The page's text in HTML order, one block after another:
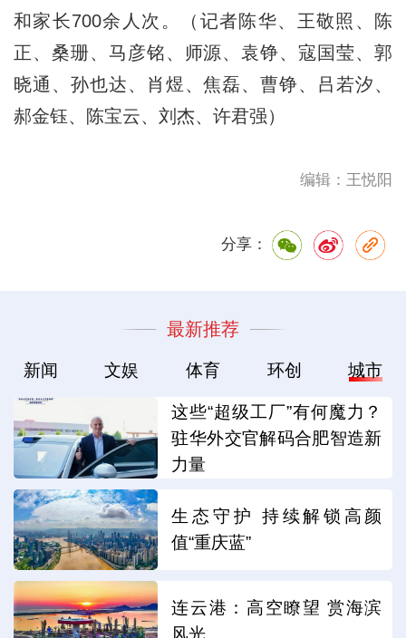
和家长700余人次。（记者陈华、王敬照、陈
正、桑珊、马彦铭、师源、袁铮、寇国莹、郭
晓通、孙也达、肖煜、焦磊、曹铮、吕若汐、
郝金钰、陈宝云、刘杰、许君强）
编辑：王悦阳
分享：
最新推荐
新闻 文娱 体育 环创 城市
这些“超级工厂”有何魔力？
驻华外交官解码合肥智造新
力量
生态守护 持续解锁高颜
值“重庆蓝”
连云港：高空瞭望 赏海滨
风光